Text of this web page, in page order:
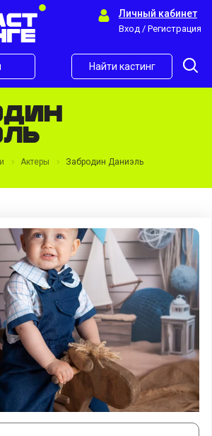
Личный кабинет
Вход / Регистрация
Найти кастинг
Актеры Забродин Даниэль